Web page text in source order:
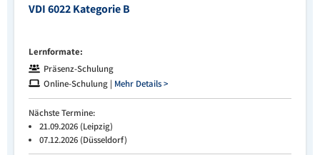
VDI 6022 Kategorie B
Lernformate:
Präsenz-Schulung
Online-Schulung | Mehr Details >
Nächste Termine:
21.09.2026 (Leipzig)
07.12.2026 (Düsseldorf)